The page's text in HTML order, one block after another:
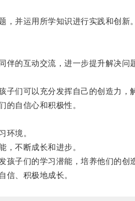
并运用所学知识进行实践和创新。
的互动交流，进一步提升解决问
们可以充分发挥自己的创造力，
自信心和积极性。
环境。
不断成长和进步。
们的学习潜能，培养他们的创
、积极地成长。